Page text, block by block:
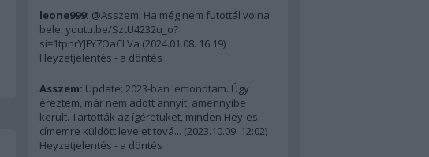
leone999: @Asszem: Ha még nem futottál volna
bele. youtu.be/SztU4232u_o?
si=1tpnrYJFY7OaCLVa (2024.01.08. 16:19)
Heyzetjelentés - a döntés
Asszem: Update: 2023-ban lemondtam. Úgy
éreztem, már nem adott annyit, amennyibe
került. Tartották az ígéretüket, minden Hey-es
címemre küldött levelet tová... (2023.10.09. 12:02)
Heyzetjelentés - a döntés